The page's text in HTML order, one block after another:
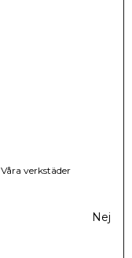
Våra verkstäder
Nej